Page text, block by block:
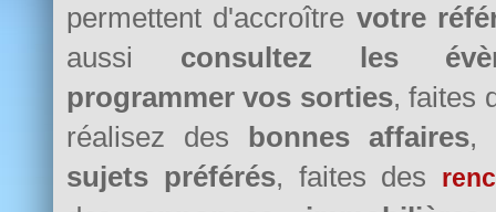
permettent d'accroître votre
aussi consultez les
programmer vos sorties, faites
réalisez des
bonnes affaires,
sujets préférés, faites des